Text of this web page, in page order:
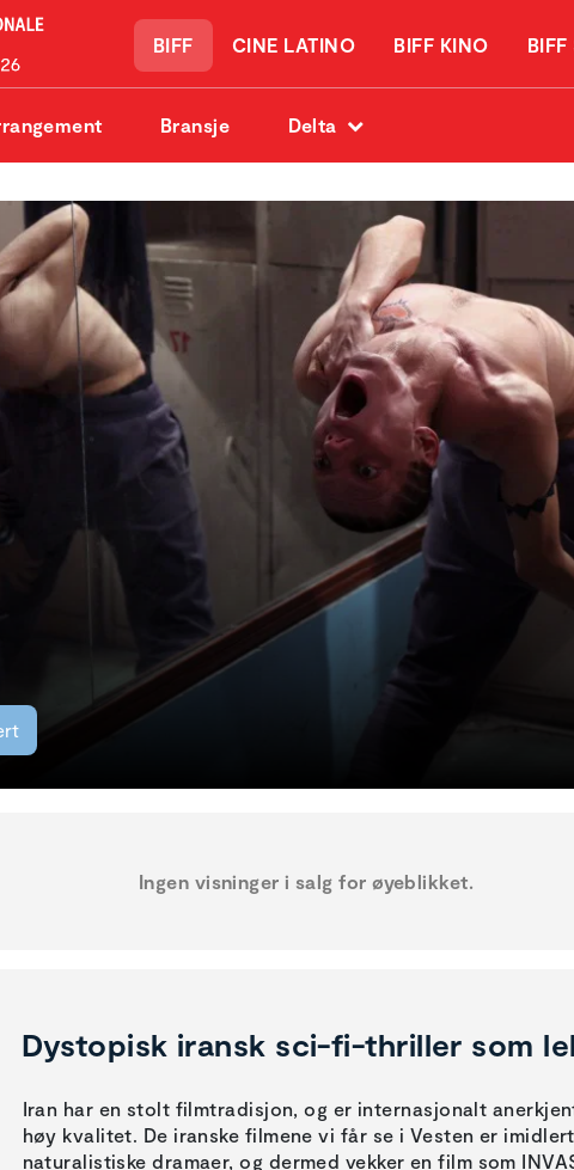
BIFF CINE LATINO BIFF KINO BIFF
Bransje Delta
Ingen visninger i salg for øyeblikket.
Dystopisk iransk sci-fi-thriller som
Iran har en stolt filmtradisjon, og er internasjonalt
høy kvalitet. De iranske filmene vi får se i Vesten er
naturalistiske dramaer, og dermed vekker en film som